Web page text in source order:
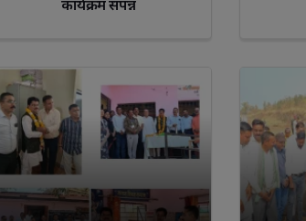
कार्यक्रम संपन्न
Scorpio Sagittarius Capricorn